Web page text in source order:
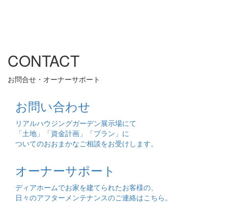
CONTACT
お問合せ・オーナーサポート
お問い合わせ
リアルハウジングガーデン展示場にて
「土地」「資金計画」「プラン」に
ついてのおおまかなご相談をお受けします。
オーナーサポート
ディアホームでお家を建てられたお客様の、
日々のアフターメンテナンスのご連絡はこちら。